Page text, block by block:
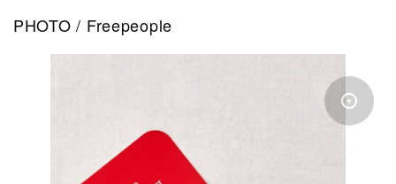
PHOTO / Freepeople